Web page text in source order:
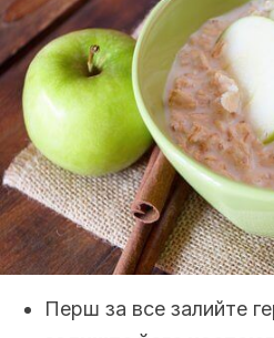
Перш за все залийте